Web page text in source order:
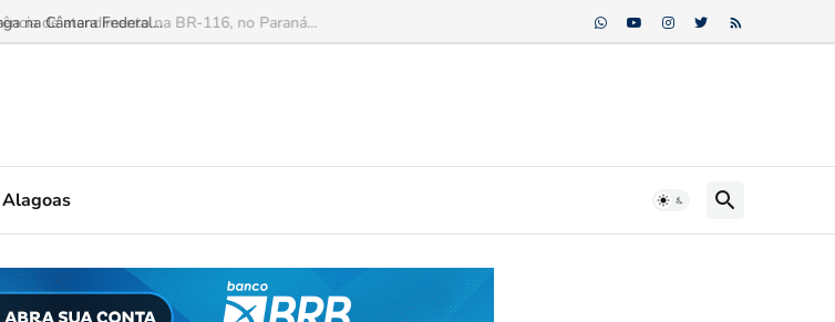
na Câmara Federal...
Alagoas